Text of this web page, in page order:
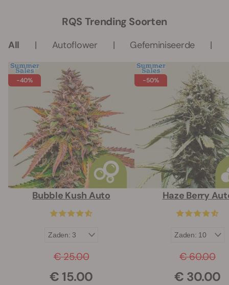
RQS Trending Soorten
All Autoflower Gefeminiseerde
-40%
Bubble Kush Auto
€ 25.00
€ 15.00
-50%
Haze Berry
€ 60.00
€ 30.00